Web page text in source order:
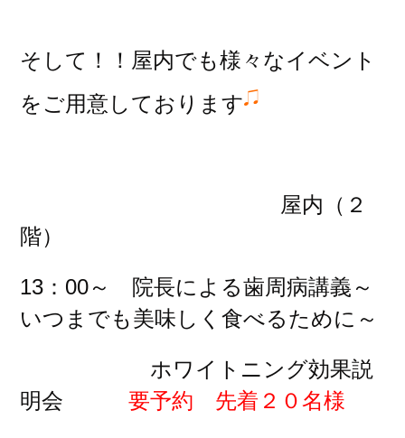
そして！！屋内でも様々なイベント
をご用意しております
屋内（２
階）
13：00～ 院長による歯周病講義～
いつまでも美味しく食べるために～
ホワイトニング効果説
明会要予約 先着２０名様